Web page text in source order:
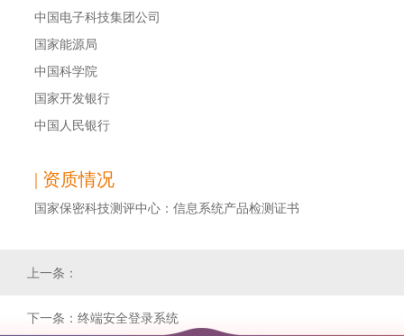
中国电子科技集团公司
国家能源局
中国科学院
国家开发银行
中国人民银行
| 资质情况
国家保密科技测评中心：信息系统产品检测证书
上一条：
下一条：终端安全登录系统